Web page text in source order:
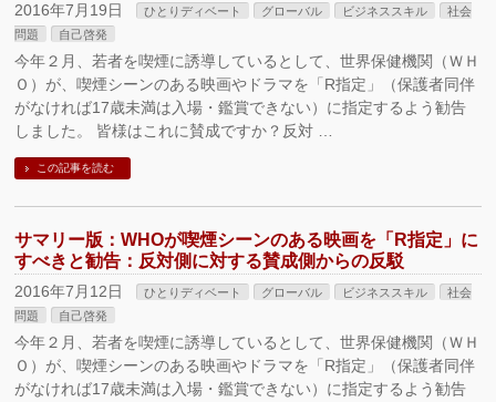
2016年7月19日 ひとりディベート グローバル ビジネススキル
社会
問題
自己啓発
今年２月、若者を喫煙に誘導しているとして、世界保健機関（ＷＨ
Ｏ）が、喫煙シーンのある映画やドラマを「R指定」（保護者同伴
がなければ17歳未満は入場・鑑賞できない）に指定するよう勧告
しました。 皆様はこれに賛成ですか？反対 …
この記事を読む
サマリー版：WHOが喫煙シーンのある映画を「R指定」に
すべきと勧告：反対側に対する賛成側からの反駁
2016年7月12日 ひとりディベート グローバル ビジネススキル
社会
問題
自己啓発
今年２月、若者を喫煙に誘導しているとして、世界保健機関（ＷＨ
Ｏ）が、喫煙シーンのある映画やドラマを「R指定」（保護者同伴
がなければ17歳未満は入場・鑑賞できない）に指定するよう勧告